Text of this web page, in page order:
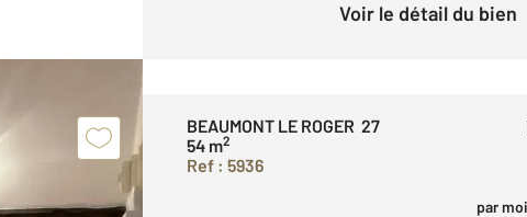
Voir le détail du bien
BEAUMONT LE ROGER 27
54 m2
Ref : 5936
par